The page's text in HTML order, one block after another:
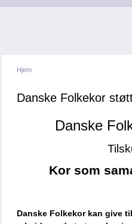
Hjem
Danske Folkekor
Danske
Kor som
Danske Folkekor kan give